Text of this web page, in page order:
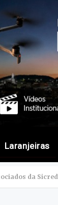
Laranjeiras
da